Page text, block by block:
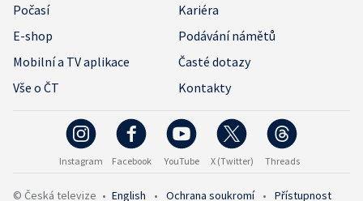
Počasí
Kariéra
E-shop
Podávání námětů
Mobilní a TV aplikace
Časté dotazy
Vše o ČT
Kontakty
Instagram Facebook YouTube X (Twitter) Threads
© Česká televize • English • Ochrana soukromí • Přístupnost